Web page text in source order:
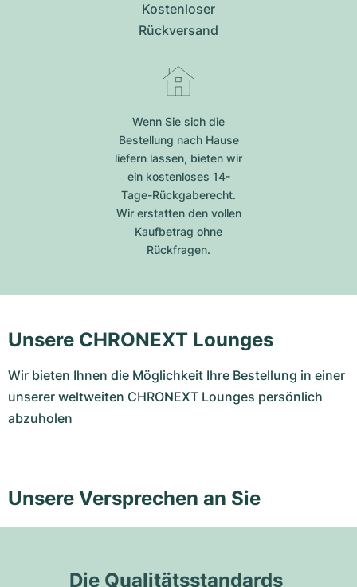
Kostenloser
Rückversand
Wenn Sie sich die
Bestellung nach Hause
liefern lassen, bieten wir
ein kostenloses 14-
Tage-Rückgaberecht.
Wir erstatten den vollen
Kaufbetrag ohne
Rückfragen.
Unsere CHRONEXT Lounges
Wir bieten Ihnen die Möglichkeit Ihre Bestellung in einer
unserer weltweiten CHRONEXT Lounges persönlich
abzuholen
Unsere Versprechen an Sie
Die Qualitätsstandards